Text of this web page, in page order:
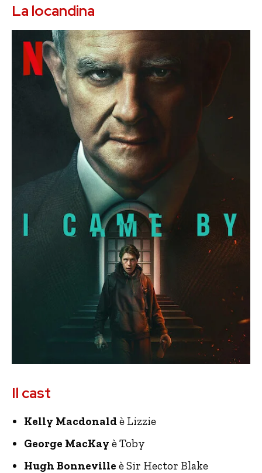
La locandina
Il cast
Kelly Macdonaldè Lizzie
George MacKay è Toby
Hugh Bonneville è Sir Hector Blake